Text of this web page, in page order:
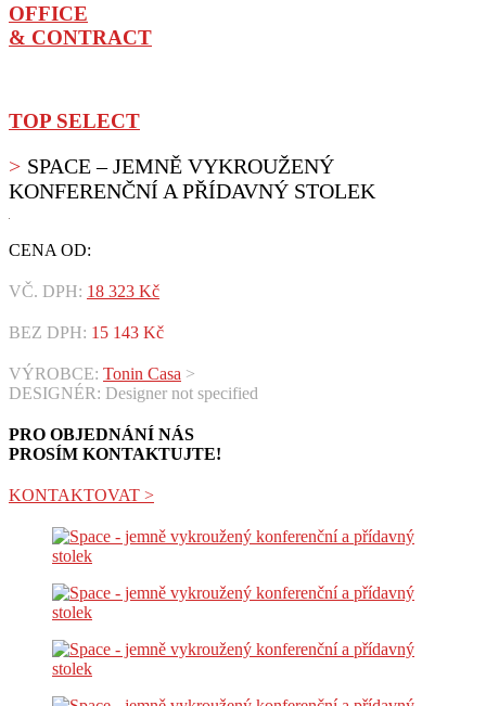
OFFICE
& CONTRACT
TOP SELECT
SPACE – JEMNĚ VYKROUŽENÝ
KONFERENČNÍ A PŘÍDAVNÝ STOLEK
CENA OD:
VČ. DPH: 18 323 Kč
BEZ DPH: 15 143 Kč
VÝROBCE: Tonin Casa >
DESIGNÉR: Designer not specified
PRO OBJEDNÁNÍ NÁS
PROSÍM KONTAKTUJTE!
KONTAKTOVAT >